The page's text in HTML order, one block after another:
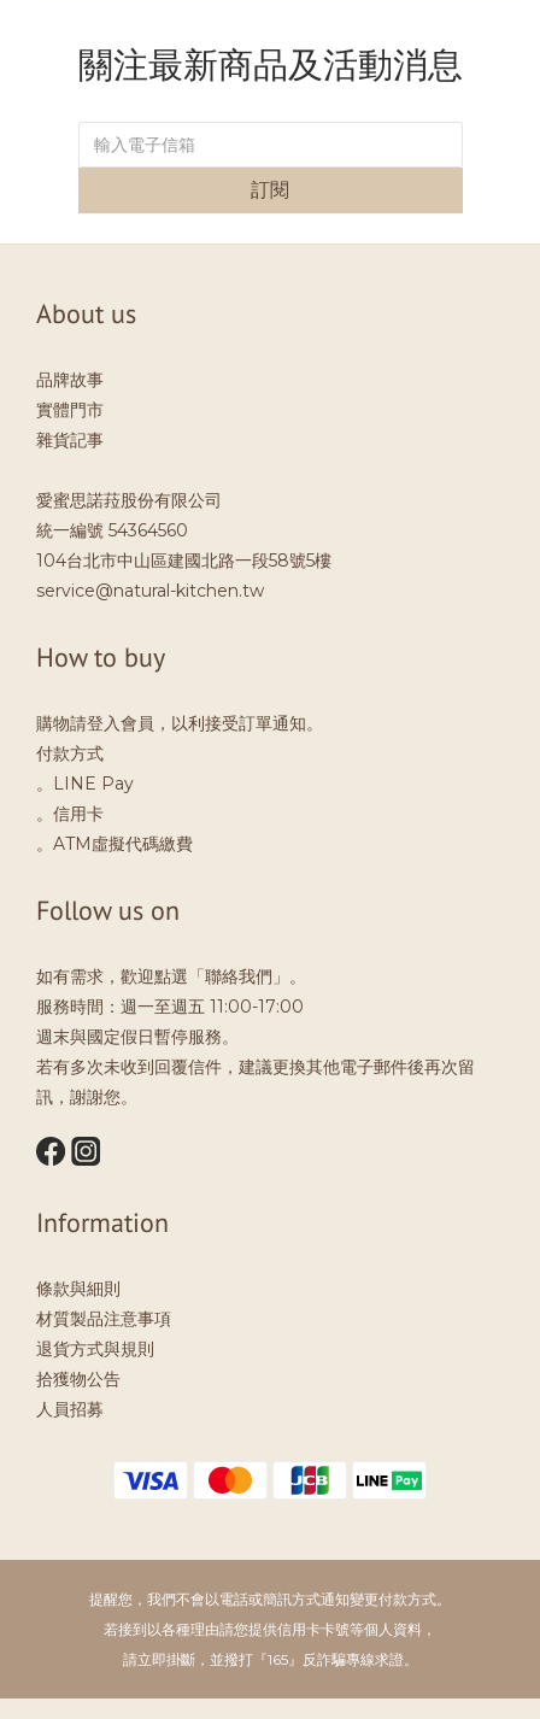
關注最新商品及活動消息
訂閱
About us
品牌故事
實體門市
雜貨記事
愛蜜思諾菈股份有限公司
統一編號 54364560
104台北市中山區建國北路一段58號5樓
service@natural-kitchen.tw
How to buy
購物請登入會員，以利接受訂單通知。
付款方式
。LINE Pay
。信用卡
。ATM虛擬代碼繳費
Follow us on
如有需求，歡迎點選「聯絡我們」。
服務時間：週一至週五 11:00-17:00
週末與國定假日暫停服務。
若有多次未收到回覆信件，建議更換其他電子郵件後再次留
訊，謝謝您。
Information
條款與細則
材質製品注意事項
退貨方式與規則
拾獲物公告
人員招募
提醒您，我們不會以電話或簡訊方式通知變更付款方式。
若接到以各種理由請您提供信用卡卡號等個人資料，
請立即掛斷，並撥打『165』反詐騙專線求證。